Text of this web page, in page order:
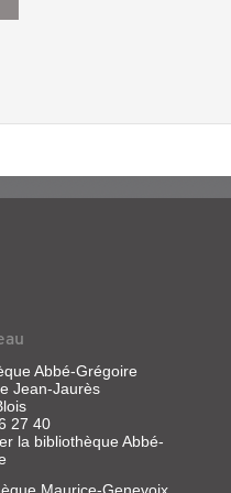
Abbé-Grégoire
Jean-Jaurès
27 40
la bibliothèque Abbé-